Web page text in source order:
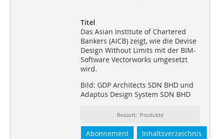
Titel
Das Asian Institute of Chartered
Bankers (AICB) zeigt, wie die Devise
Design Without Limits mit der BIM-
Software Vectorworks umgesetzt
wird.
Bild: GDP Architects SDN BHD und
Adaptus Design System SDN BHD
Ressort: Produkte
Abonnement Inhaltsverzeichnis